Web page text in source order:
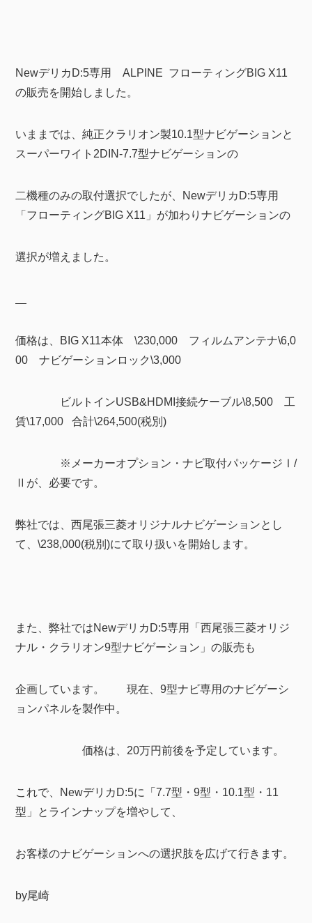
NewデリカD:5専用 ALPINE フローティングBIG X11
の販売を開始しました。
いままでは、純正クラリオン製10.1型ナビゲーションと
スーパーワイト2DIN-7.7型ナビゲーションの
二機種のみの取付選択でしたが、NewデリカD:5専用
「フローティングBIG X11」が加わりナビゲーションの
選択が増えました。
価格は、BIG X11本体 \230,000 フィルムアンテナ\6,0
00 ナビゲーションロック\3,000
ビルトインUSB&HDMI接続ケーブル\8,500 工
賃\17,000 合計\264,500(税別)
※メーカーオプション・ナビ取付パッケージⅠ/
Ⅱが、必要です。
弊社では、西尾張三菱オリジナルナビゲーションとし
て、\238,000(税別)にて取り扱いを開始します。
また、弊社ではNewデリカD:5専用「西尾張三菱オリジ
ナル・クラリオン9型ナビゲーション」の販売も
企画しています。 現在、9型ナビ専用のナビゲーシ
ョンパネルを製作中。
価格は、20万円前後を予定しています。
これで、NewデリカD:5に「7.7型・9型・10.1型・11
型」とラインナップを増やして、
お客様のナビゲーションへの選択肢を広げて行きます。
by尾崎